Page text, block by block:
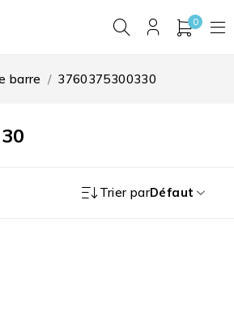
0
barre / 3760375300330
Trier parDéfaut